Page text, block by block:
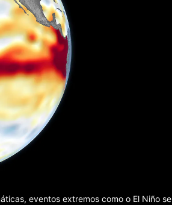
eventos extremos como o El Niño se